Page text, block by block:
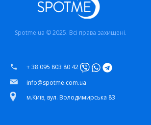
Spotme.ua © 2025. Всі права захищені.
+ 38 095 803 80 42
info@spotme.com.ua
м.Київ, вул. Володимирська 83